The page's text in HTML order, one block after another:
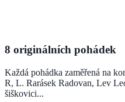
8 originálních pohádek
Každá pohádka zaměřená na
R, L. Rarásek Radovan, Lev
šiškovici...